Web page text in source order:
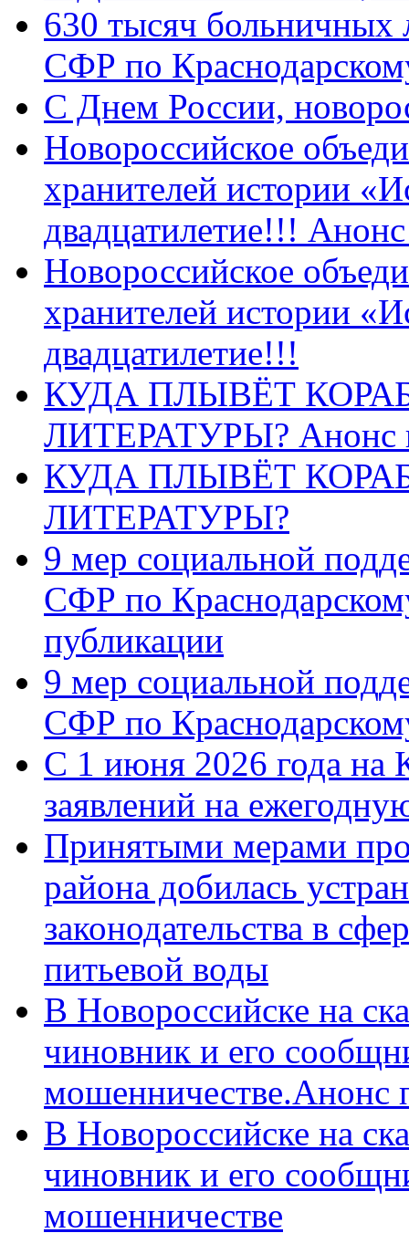
630 тысяч больничных
СФР по
C Днем России,
Новороссийское
хранителей истории
двадцатилетие!!!
Новороссийское
хранителей истории
двадцатилетие!!!
КУДА ПЛЫВЁТ
ЛИТЕРАТУРЫ? Анонс
КУДА ПЛЫВЁТ
ЛИТЕРАТУРЫ?
9 мер социальной
СФР по
публикации
9 мер социальной
СФР по
С 1 июня 2026 года на
заявлений на
Принятыми мерами
района добилась
законодательства в
питьевой воды
В Новороссийске на
чиновник и его
мошенничестве.Анонс
В Новороссийске на
чиновник и его
мошенничестве